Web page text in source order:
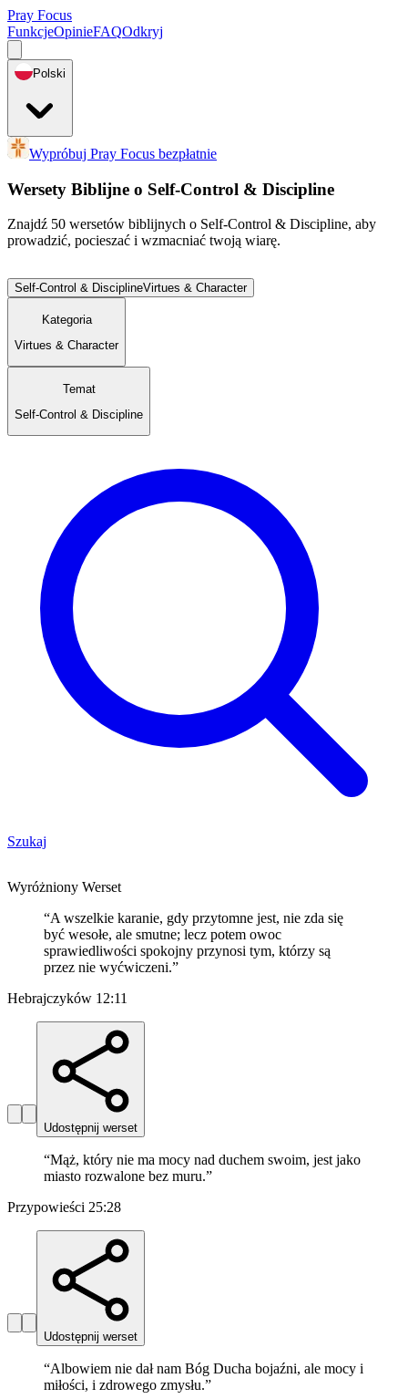
Pray Focus
FunkcjeOpinieFAQOdkryj
Polski
Wypróbuj Pray Focus bezpłatnie
Wersety Biblijne o Self-Control & Discipline
Znajdź 50 wersetów biblijnych o Self-Control & Discipline, aby
prowadzić, pocieszać i wzmacniać twoją wiarę.
Self-Control & DisciplineVirtues & Character
Kategoria
Virtues & Character
Temat
Self-Control & Discipline
Szukaj
Wyróżniony Werset
“A wszelkie karanie, gdy przytomne jest, nie zda się
być wesołe, ale smutne; lecz potem owoc
sprawiedliwości spokojny przynosi tym, którzy są
przez nie wyćwiczeni.”
Hebrajczyków 12:11
Udostępnij werset
“Mąż, który nie ma mocy nad duchem swoim, jest jako
miasto rozwalone bez muru.”
Przypowieści 25:28
Udostępnij werset
“Albowiem nie dał nam Bóg Ducha bojaźni, ale mocy i
miłości, i zdrowego zmysłu.”